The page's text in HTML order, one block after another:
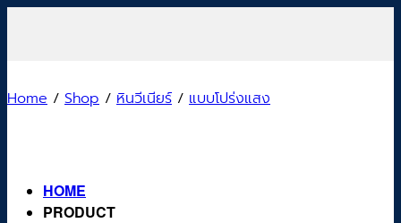
HOME
PRODUCT
Home / Shop / หินวีเนียร์ / แบบโปร่งแสง